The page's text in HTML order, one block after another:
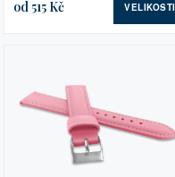
od 515 Kč VELIKOSTI